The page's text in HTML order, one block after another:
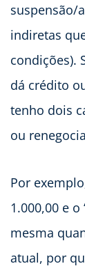
suspensão/
indiretas
condições).
dá crédito
tenho dois
ou
Por
1.000,00 e o
mesma
atual, por